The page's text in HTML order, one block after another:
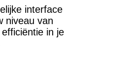
interface
niveau van
in je